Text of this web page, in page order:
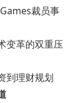
裁员事
革的双重压
理财规划